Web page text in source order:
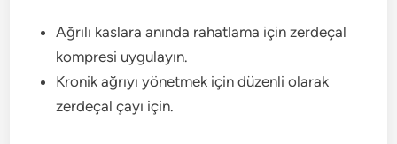
Ağrılı kaslara anında rahatlama için zerdeçal
kompresi uygulayın.
Kronik ağrıyı yönetmek için düzenli olarak
zerdeçal çayı için.